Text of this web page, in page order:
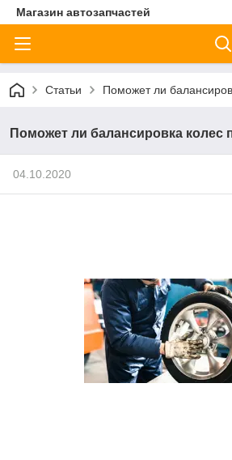
Магазин автозапчастей
Статьи Поможет ли
Поможет ли балансировка колес
04.10.2020